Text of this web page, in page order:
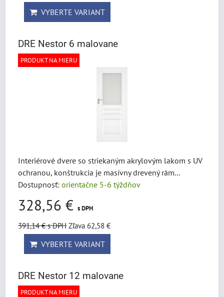
VYBERTE VARIANT
DRE Nestor 6 malovane
PRODUKT NA MIERU
Interiérové dvere so striekaným akrylovým lakom s UV
ochranou, konštrukcia je masívny drevený rám...
Dostupnosť: orientačne 5-6 týždňov
328,56 € s DPH
391,14 €s DPH Zľava 62,58 €
VYBERTE VARIANT
DRE Nestor 12 malovane
PRODUKT NA MIERU